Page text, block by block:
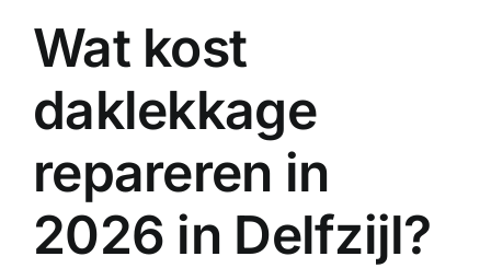
Wat kost
daklekkage
repareren in
2026 in Delfzijl?